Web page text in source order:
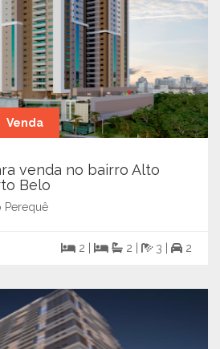
Venda
venda no bairro Alto
Belo
Perequê
2 | 2 | 3 | 2